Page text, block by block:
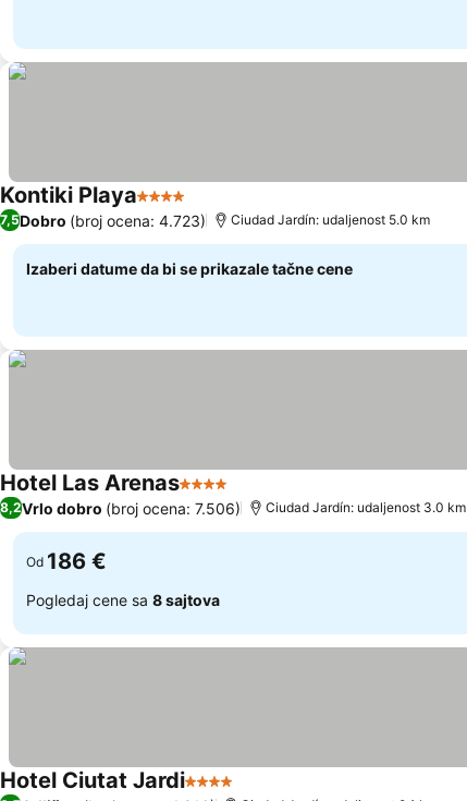
Kontiki Playa4 Zvezdice
7,5Dobro (broj ocena: 4.723) Ciudad Jardín: udaljenost 5.0 km
Izaberi datume da bi se prikazale tačne cene
Hotel Las Arenas4 Zvezdice
8,2Vrlo dobro (broj ocena: 7.506) Ciudad Jardín: udaljenost 3.0 km
Od 186 €
Pogledaj cene sa 8 sajtova
Hotel Ciutat Jardi4 Zvezdice